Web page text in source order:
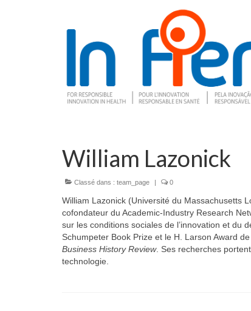
William Lazonick
Classé dans : team_page | 0
William Lazonick (Université du Massachusetts
cofondateur du Academic-Industry Research
sur les conditions sociales de l’innovation et du
Schumpeter Book Prize et le H. Larson Award
Business History Review. Ses recherches
technologie.